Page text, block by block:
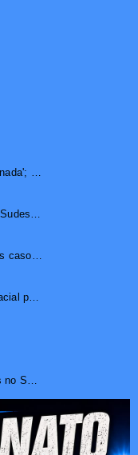
Tornado destrói casa no RS: 'Não tem mais nada'; vídeo ...
Ciclone-bomba pode se formar nesta sexta; Sudeste terá mai...
Janja chama Discord de 'rede horrorosa' após caso de suic�...
Agência suspende uso de reconhecimento facial para chamada...
Medicamento reduz em até 85% internações no SUS por fibr...